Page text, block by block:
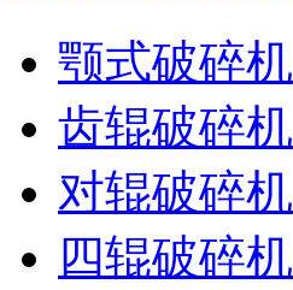
颚式破碎机
齿辊破碎机
对辊破碎机
四辊破碎机